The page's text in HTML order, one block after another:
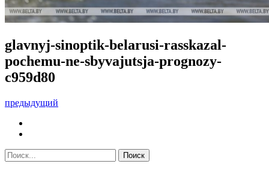
glavnyj-sinoptik-belarusi-rasskazal-
pochemu-ne-sbyvajutsja-prognozy-
c959d80
предыдущий